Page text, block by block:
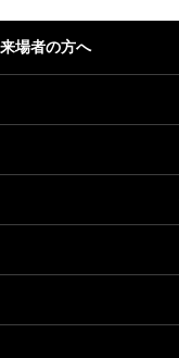
来場者の方へ